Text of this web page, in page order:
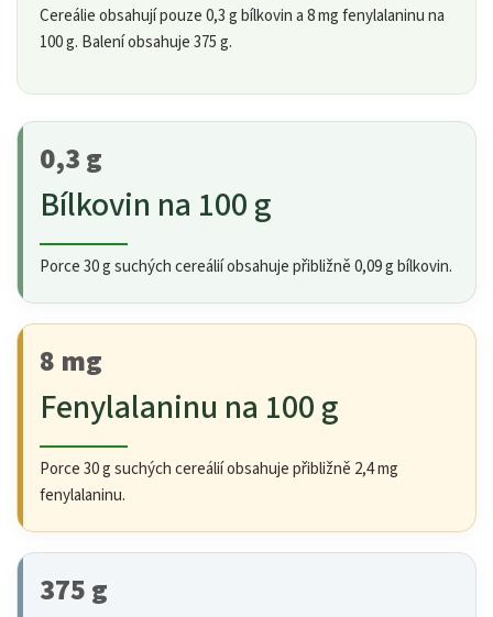
Cereálie obsahují pouze 0,3 g bílkovin a 8 mg fenylalaninu na
100 g. Balení obsahuje 375 g.
0,3 g
Bílkovin na 100 g
Porce 30 g suchých cereálií obsahuje přibližně 0,09 g bílkovin.
8 mg
Fenylalaninu na 100 g
Porce 30 g suchých cereálií obsahuje přibližně 2,4 mg
fenylalaninu.
375 g